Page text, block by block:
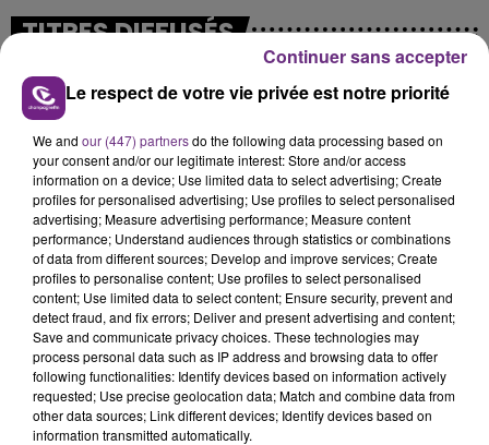
fermer ses portes.
TITRES DIFFUSÉS
8h11
8h11
KYO
Le Graal
8h08
8h08
TAME IMPALA & JENNIE
Dracula
8h03
8h03 8h00
8h00
Le respect de votre vie privée est notre priorité
We and our (447) partnersdo the following data processing based on
your consent and/or our legitimate interest: Store and/or access
information on a device; Use limited data to select advertising; Create
profiles for personalised advertising; Use profiles to select personalised
advertising; Measure advertising performance; Measure content
performance; Understand audiences through statistics or combinations
of data from different sources; Develop and improve services; Create
profiles to personalise content; Use profiles to select personalised
content; Use limited data to select content; Ensure security, prevent and
detect fraud, and fix errors; Deliver and present advertising and content;
Save and communicate privacy choices. These technologies may
process personal data such as IP address and browsing data to offer
following functionalities: Identify devices based on information actively
requested; Use precise geolocation data; Match and combine data from
other data sources; Link different devices; Identify devices based on
information transmitted automatically.
Continuer sans accepter